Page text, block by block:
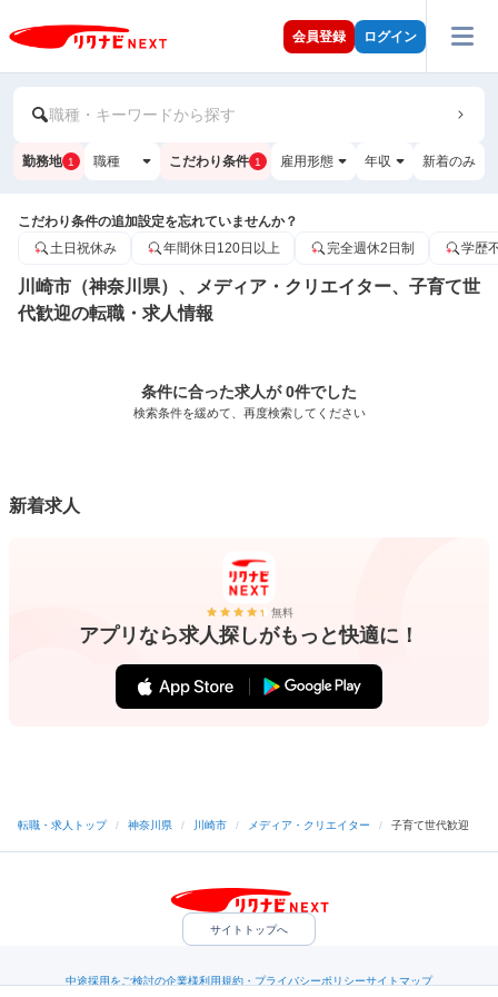
会員登録 ログイン
職種・キーワードから探す
勤務地 1 職種 こだわり条件 1 雇用形態 年収 新着のみ
こだわり条件の追加設定を忘れていませんか？
土日祝休み
年間休日120日以上 完全週休2日制 学歴
川崎市（神奈川県）、メディア・クリエイター、子育て世
代歓迎の転職・求人情報
条件に合った求人が 0件でした
検索条件を緩めて、再度検索してください
新着求人
無料
アプリなら求人探しがもっと快適に！
転職・求人トップ / 神奈川県 / 川崎市 / メディア・クリエイター / 子育て世代歓迎
サイトトップへ
中途採用をご検討の企業様利用規約・プライバシーポリシーサイトマップ